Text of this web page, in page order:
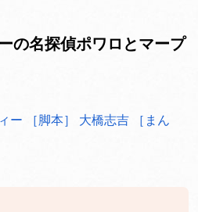
の名探偵ポワロとマープ
ー ［脚本］ 大橋志吉
［まん